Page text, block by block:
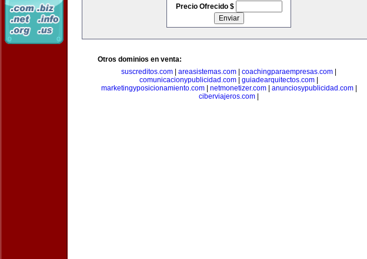
Precio Ofrecido $
Otros dominios en venta:
suscreditos.com
areasistemas.com coachingparaempresas.com
comunicacionypublicidad.com
guiadearquitectos.com
marketingyposicionamiento.com| netmonetizer.com| anunciosypublicidad.com|
ciberviajeros.com